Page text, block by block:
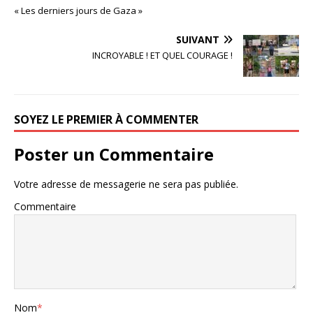
« Les derniers jours de Gaza »
SUIVANT
INCROYABLE ! ET QUEL COURAGE !
SOYEZ LE PREMIER À COMMENTER
Poster un Commentaire
Votre adresse de messagerie ne sera pas publiée.
Commentaire
Nom*